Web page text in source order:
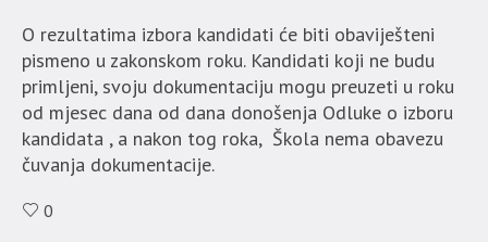
O rezultatima izbora kandidati će biti obaviješteni
pismeno u zakonskom roku. Kandidati koji ne budu
primljeni, svoju dokumentaciju mogu preuzeti u roku
od mjesec dana od dana donošenja Odluke o izboru
kandidata , a nakon tog roka, Škola nema obavezu
čuvanja dokumentacije.
0